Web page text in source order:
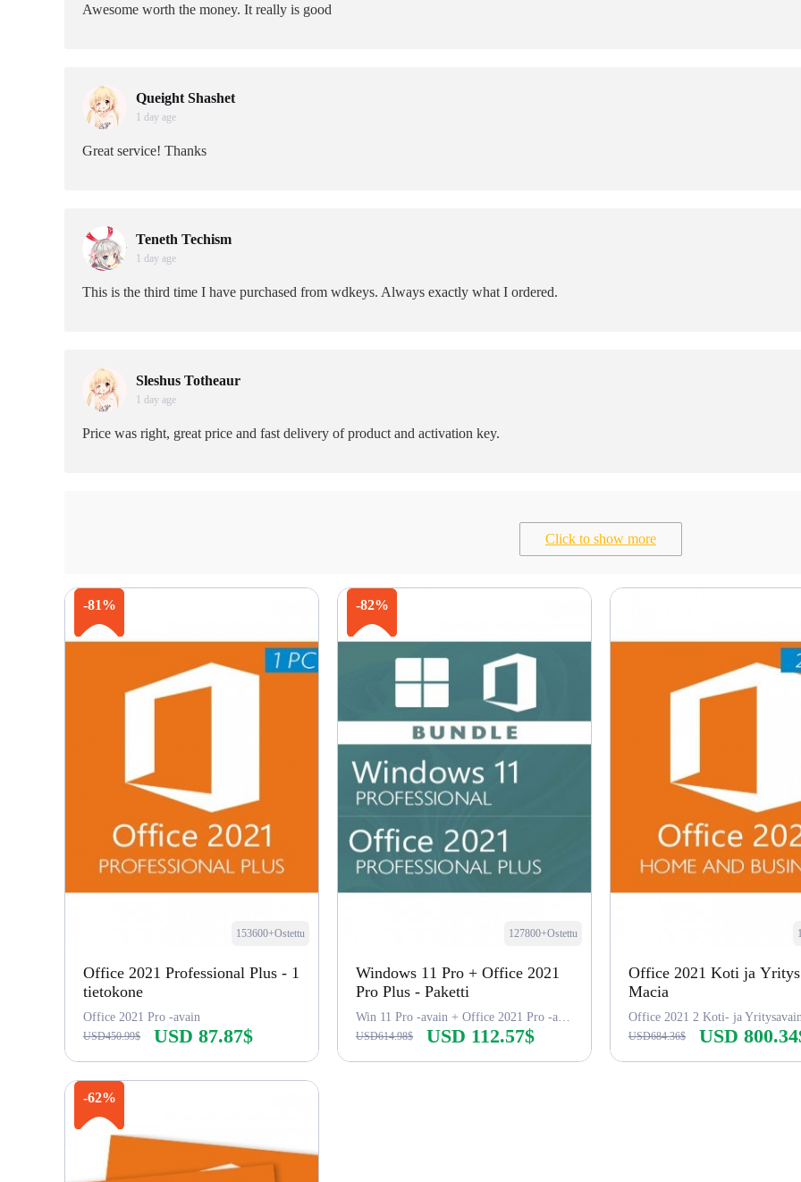
Awesome worth the money. It really is good
Queight Shashet
1 day age
Great service! Thanks
Teneth Techism
1 day age
This is the third time I have purchased from wdkeys. Always exactly what I ordered.
Sleshus Totheaur
1 day age
Price was right, great price and fast delivery of product and activation key.
Click to show more
-81%
153600+Ostettu
Office 2021 Professional Plus - 1
tietokone
Office 2021 Pro -avain
USD450.99$ USD 87.87$
Osta nyt
-82%
127800+Ostettu
Windows 11 Pro + Office 2021
Pro Plus - Paketti
Win 11 Pro -avain + Office 2021 Pro -avain
USD614.98$ USD 112.57$
Office 2021 Koti ja
Macia
Office 2021 2 Koti- ja
USD684.36$ USD
-62%